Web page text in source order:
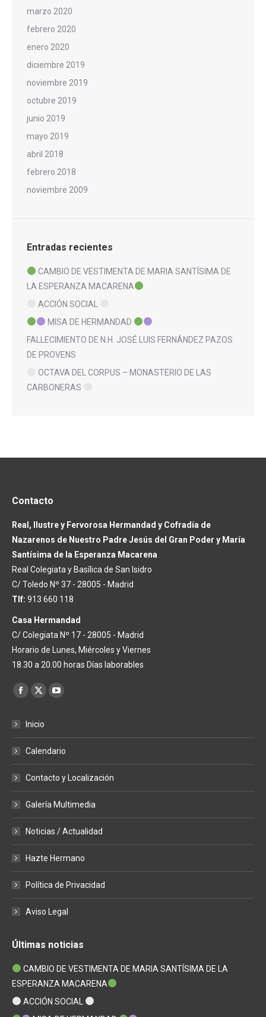
marzo 2020
febrero 2020
enero 2020
diciembre 2019
noviembre 2019
octubre 2019
junio 2019
mayo 2019
abril 2018
febrero 2018
noviembre 2009
Entradas recientes
CAMBIO DE VESTIMENTA DE MARIA SANTÍSIMA DE
LA ESPERANZA MACARENA
ACCIÓN SOCIAL
MISA DE HERMANDAD
FALLECIMIENTO DE N.H. JOSÉ LUIS FERNÁNDEZ PAZOS
DE PROVENS
OCTAVA DEL CORPUS – MONASTERIO DE LAS
CARBONERAS
Contacto
Real, Ilustre y Fervorosa Hermandad y Cofradía de
Nazarenos de Nuestro Padre Jesús del Gran Poder y María
Santísima de la Esperanza Macarena
Real Colegiata y Basílica de San Isidro
C/ Toledo Nº 37 - 28005 - Madrid
Tlf: 913 660 118
Casa Hermandad
C/ Colegiata Nº 17 - 28005 - Madrid
Horario de Lunes, Miércoles y Viernes
18.30 a 20.00 horas Días laborables
Encuéntranos en:
Facebook
opens
window
X
opens
window
YouTube
window
Inicio
Calendario
Contacto y Localización
Galería Multimedia
Noticias / Actualidad
Hazte Hermano
Política de Privacidad
Aviso Legal
Últimas noticias
CAMBIO DE VESTIMENTA DE MARIA SANTÍSIMA DE LA
ESPERANZA MACARENA
ACCIÓN SOCIAL